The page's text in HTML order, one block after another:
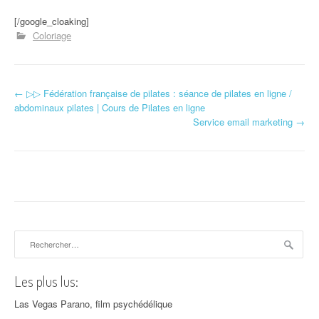
[/google_cloaking]
Coloriage
Navigation d'article
← ▷▷ Fédération française de pilates : séance de pilates en ligne /
abdominaux pilates | Cours de Pilates en ligne
Service email marketing →
Les plus lus:
Las Vegas Parano, film psychédélique